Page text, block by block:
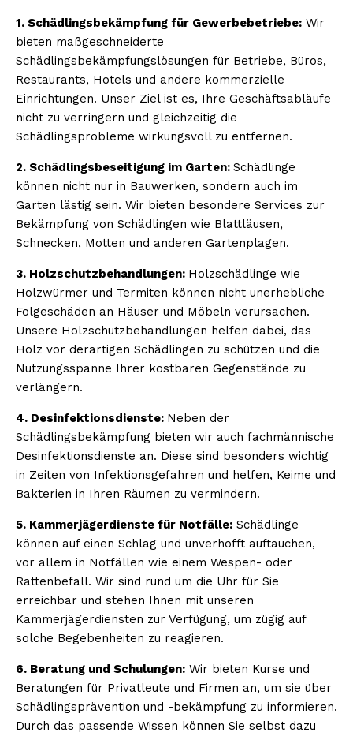
1. Schädlingsbekämpfung für Gewerbebetriebe: Wir
bieten maßgeschneiderte
Schädlingsbekämpfungslösungen für Betriebe, Büros,
Restaurants, Hotels und andere kommerzielle
Einrichtungen. Unser Ziel ist es, Ihre Geschäftsabläufe
nicht zu verringern und gleichzeitig die
Schädlingsprobleme wirkungsvoll zu entfernen.
2. Schädlingsbeseitigung im Garten: Schädlinge
können nicht nur in Bauwerken, sondern auch im
Garten lästig sein. Wir bieten besondere Services zur
Bekämpfung von Schädlingen wie Blattläusen,
Schnecken, Motten und anderen Gartenplagen.
3. Holzschutzbehandlungen: Holzschädlinge wie
Holzwürmer und Termiten können nicht unerhebliche
Folgeschäden an Häuser und Möbeln verursachen.
Unsere Holzschutzbehandlungen helfen dabei, das
Holz vor derartigen Schädlingen zu schützen und die
Nutzungsspanne Ihrer kostbaren Gegenstände zu
verlängern.
4. Desinfektionsdienste: Neben der
Schädlingsbekämpfung bieten wir auch fachmännische
Desinfektionsdienste an. Diese sind besonders wichtig
in Zeiten von Infektionsgefahren und helfen, Keime und
Bakterien in Ihren Räumen zu vermindern.
5. Kammerjägerdienste für Notfälle: Schädlinge
können auf einen Schlag und unverhofft auftauchen,
vor allem in Notfällen wie einem Wespen- oder
Rattenbefall. Wir sind rund um die Uhr für Sie
erreichbar und stehen Ihnen mit unseren
Kammerjägerdiensten zur Verfügung, um zügig auf
solche Begebenheiten zu reagieren.
6. Beratung und Schulungen: Wir bieten Kurse und
Beratungen für Privatleute und Firmen an, um sie über
Schädlingsprävention und -bekämpfung zu informieren.
Durch das passende Wissen können Sie selbst dazu